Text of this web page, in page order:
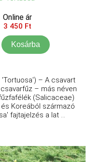
Online ár
3 450 Ft
Kosárba
'Tortuosa') – A csavart
– más néven
(Salicaceae)
Koreából származó
fajtajelzés a lat ...